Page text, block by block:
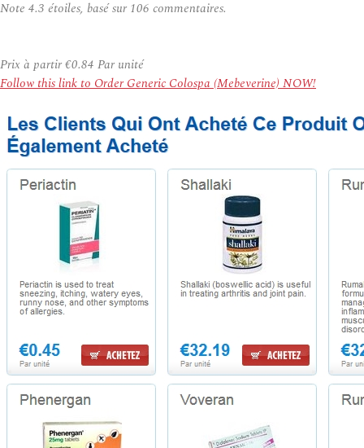
Note 4.3 étoiles, basé sur 106 commentaires.
Prix à partir€0.84 Par unité
Follow this link to Order Generic Colospa (Mebeverine) NOW!